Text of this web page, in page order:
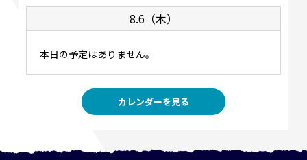
8.6（木）
本日の予定はありません。
カレンダーを見る